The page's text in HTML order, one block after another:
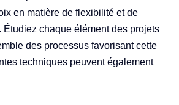
en matière de flexibilité et de
Étudiez chaque élément des projets
des processus favorisant cette
techniques peuvent également